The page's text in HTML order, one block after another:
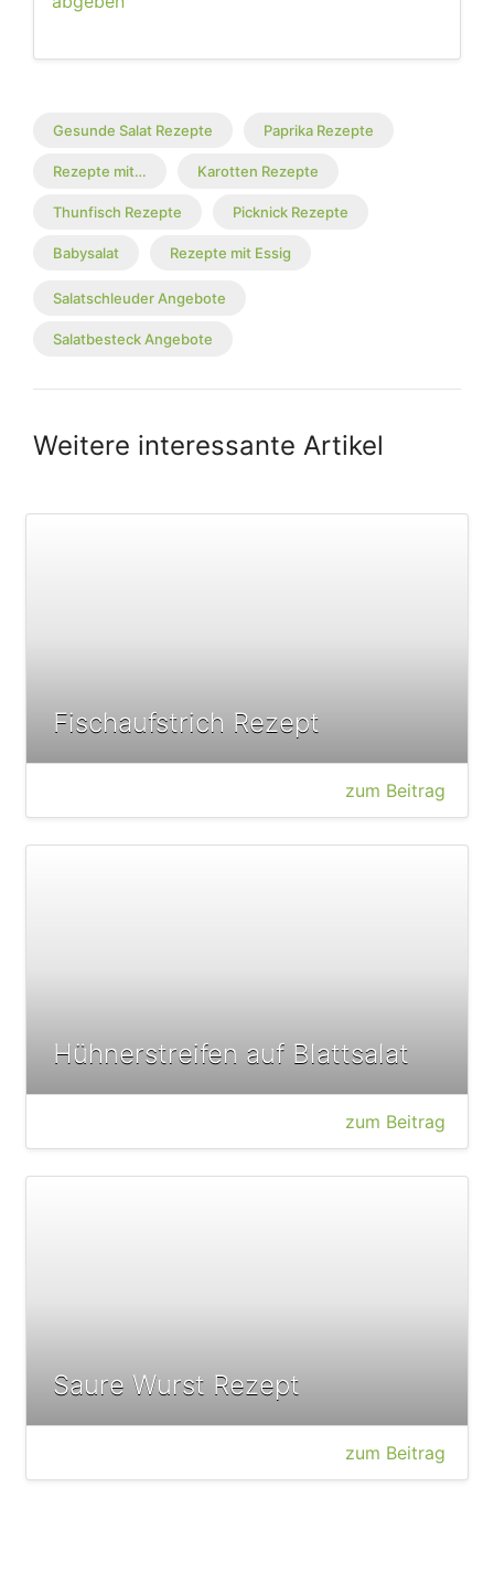
Gesunde Salat Rezepte Paprika Rezepte
Rezepte mit… Karotten Rezepte
Thunfisch Rezepte Picknick Rezepte
Babysalat Rezepte mit Essig
Salatschleuder Angebote
Salatbesteck Angebote
Weitere interessante Artikel
Fischaufstrich Rezept
zum Beitrag
Hühnerstreifen auf Blattsalat
zum Beitrag
Saure Wurst Rezept
zum Beitrag